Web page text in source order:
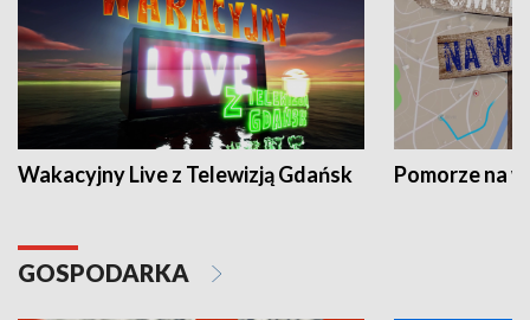
Wakacyjny Live z Telewizją Gdańsk Pomorze na
GOSPODARKA